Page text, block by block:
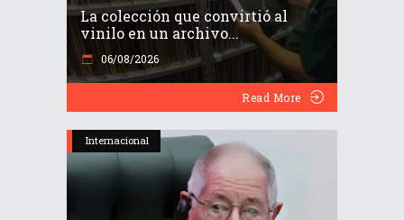
La colección que convirtió al
vinilo en un archivo...
06/08/2026
Read More
Internacional